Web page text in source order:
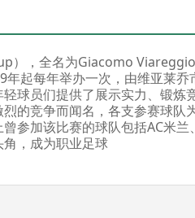
），全名为Giacomo
年起每年举办一次，由维亚莱
球员们提供了展示实力、锻炼
的竞争而闻名，各支参赛球队
参加该比赛的球队包括AC米
，成为职业足球